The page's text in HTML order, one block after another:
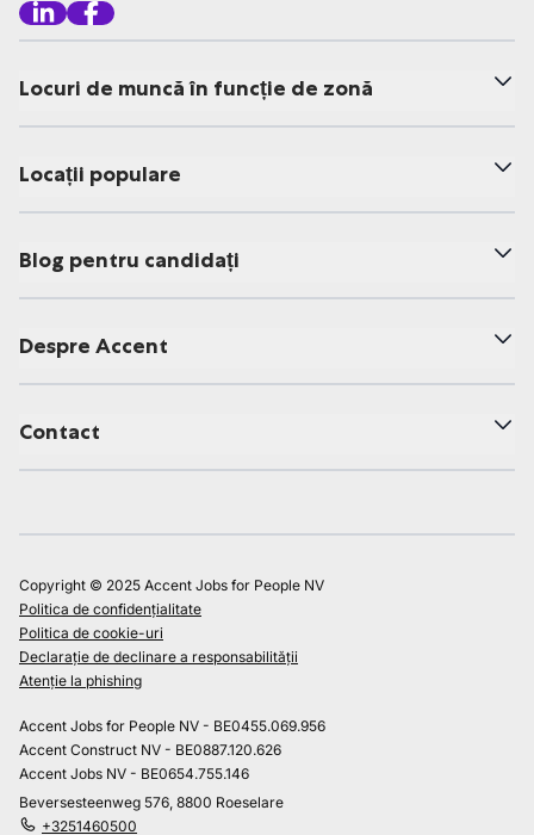
Locuri de muncă în funcție de zonă
Locații populare
Blog pentru candidați
Despre Accent
Contact
Copyright © 2025 Accent Jobs for People NV
Politica de confidențialitate
Politica de cookie-uri
Declarație de declinare a responsabilității
Atenție la phishing
Accent Jobs for People NV - BE0455.069.956
Accent Construct NV - BE0887.120.626
Accent Jobs NV - BE0654.755.146
Beversesteenweg 576, 8800 Roeselare
+3251460500